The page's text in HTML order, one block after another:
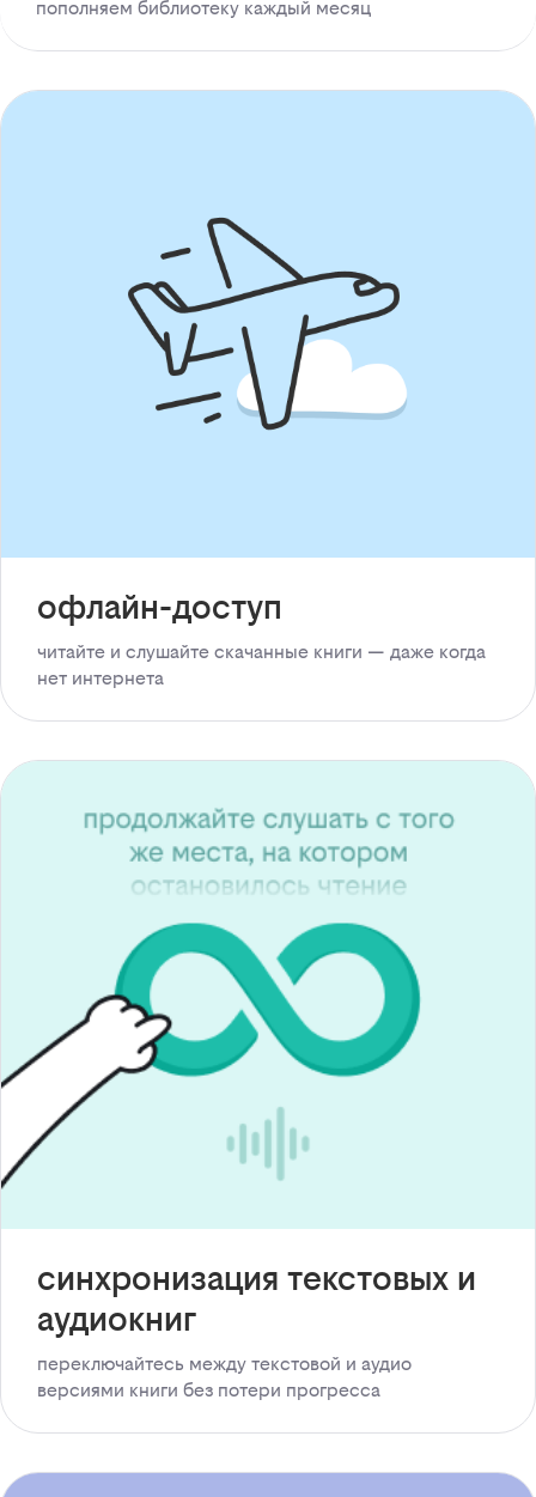
пополняем библиотеку каждый месяц
офлайн-доступ
читайте и слушайте скачанные книги — даже когда
нет интернета
синхронизация текстовых и
аудиокниг
переключайтесь между текстовой и аудио
версиями книги без потери прогресса